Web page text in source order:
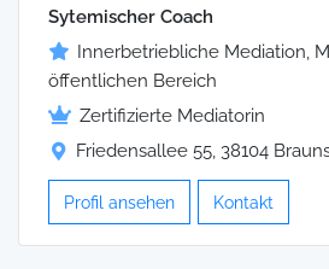
Sytemischer Coach
Innerbetriebliche Mediation,
öffentlichen Bereich
Zertifizierte Mediatorin
Friedensallee 55, 38104
Profil ansehen Kontakt